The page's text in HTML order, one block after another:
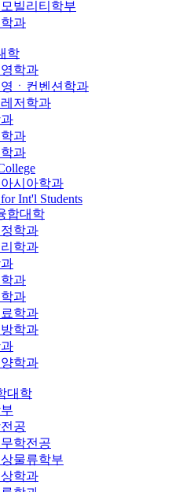
빌리티학부
과
학
학과
ㆍ컨벤션학과
저학과
과
과
시아학과
Int'l Students
합대학
학과
학과
과
과
학과
학과
학과
대학
공
학전공
물류학부
학과